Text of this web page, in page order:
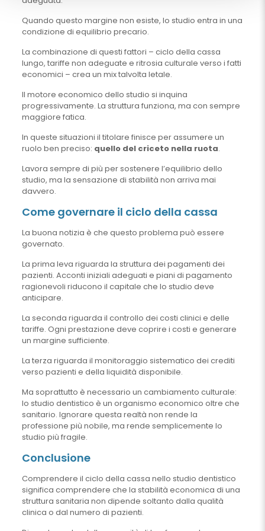
Quando questo margine non esiste, lo studio entra in una
condizione di equilibrio precario.
La combinazione di questi fattori – ciclo della cassa
lungo, tariffe non adeguate e ritrosia culturale verso i fatti
economici – crea un mix talvolta letale.
Il motore economico dello studio si inquina
progressivamente. La struttura funziona, ma con sempre
maggiore fatica.
In queste situazioni il titolare finisce per assumere un
ruolo ben preciso: quello del criceto nella ruota.
Lavora sempre di più per sostenere l’equilibrio dello
studio, ma la sensazione di stabilità non arriva mai
davvero.
Come governare il ciclo della cassa
La buona notizia è che questo problema può essere
governato.
La prima leva riguarda la struttura dei pagamenti dei
pazienti. Acconti iniziali adeguati e piani di pagamento
ragionevoli riducono il capitale che lo studio deve
anticipare.
La seconda riguarda il controllo dei costi clinici e delle
tariffe. Ogni prestazione deve coprire i costi e generare
un margine sufficiente.
La terza riguarda il monitoraggio sistematico dei crediti
verso pazienti e della liquidità disponibile.
Ma soprattutto è necessario un cambiamento culturale:
lo studio dentistico è un organismo economico oltre che
sanitario. Ignorare questa realtà non rende la
professione più nobile, ma rende semplicemente lo
studio più fragile.
Conclusione
Comprendere il ciclo della cassa nello studio dentistico
significa comprendere che la stabilità economica di una
struttura sanitaria non dipende soltanto dalla qualità
clinica o dal numero di pazienti.